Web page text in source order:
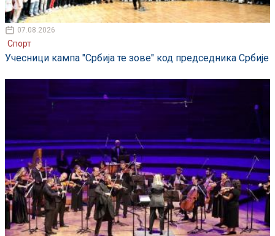
07.08.2026
Спорт
Учесници кампа "Србија те зове" код председника Србије